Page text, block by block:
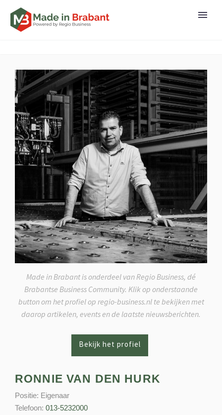
Made in Brabant is onderdeel van Regio Business, dé
Brabantse Business Community. Klik op onderstaande
button om het profiel op regio-business.nl te bekijken met
daarop artikelen, events en de laatste nieuwsberichten.
RONNIE VAN DEN HURK
Positie: Eigenaar
Telefoon: 013-5232000